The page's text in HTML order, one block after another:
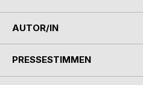
AUTOR/IN
PRESSESTIMMEN